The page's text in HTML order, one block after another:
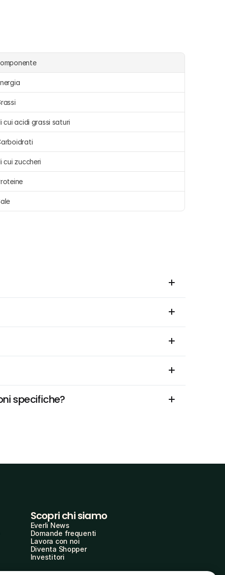
cui acidi grassi saturi
cui zuccheri
specifiche?
Scopri chi siamo
Everli News
Domande frequenti
Lavora con noi
Diventa Shopper
Investitori